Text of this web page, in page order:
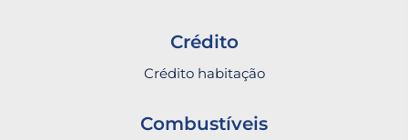
Crédito
Crédito habitação
Combustíveis